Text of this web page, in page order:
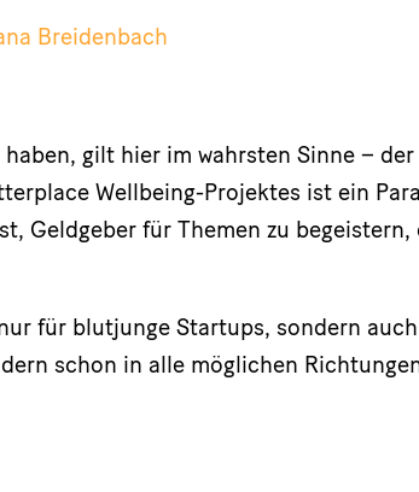
Breidenbach
gilt hier im wahrsten Sinne –
Wellbeing-Projektes ist ein
Geldgeber für Themen zu
für blutjunge Startups, sondern
schon in alle möglichen